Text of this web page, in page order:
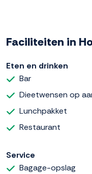
Faciliteiten in
Eten en drinken
Bar
Dieetwensen op
Lunchpakket
Restaurant
Service
Bagage-opslag